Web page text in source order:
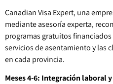
Canadian Visa Expert, una
mediante asesoría experta,
programas gratuitos
servicios de asentamiento y las
en cada provincia.
Meses 4-6: Integración laboral